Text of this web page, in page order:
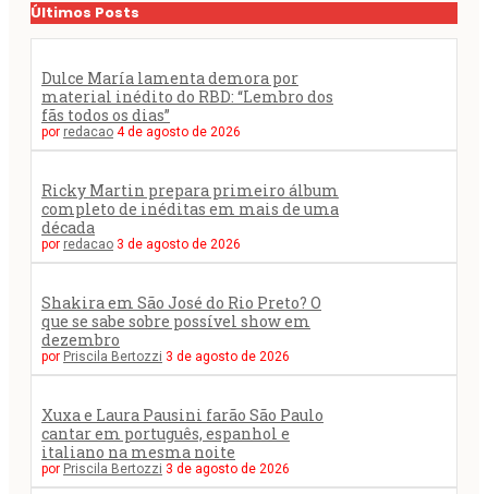
Últimos Posts
Dulce María lamenta demora por
material inédito do RBD: “Lembro dos
fãs todos os dias”
por redacao 4 de agosto de 2026
Ricky Martin prepara primeiro álbum
completo de inéditas em mais de uma
década
por redacao 3 de agosto de 2026
Shakira em São José do Rio Preto? O
que se sabe sobre possível show em
dezembro
por Priscila Bertozzi 3 de agosto de 2026
Xuxa e Laura Pausini farão São Paulo
cantar em português, espanhol e
italiano na mesma noite
por Priscila Bertozzi 3 de agosto de 2026